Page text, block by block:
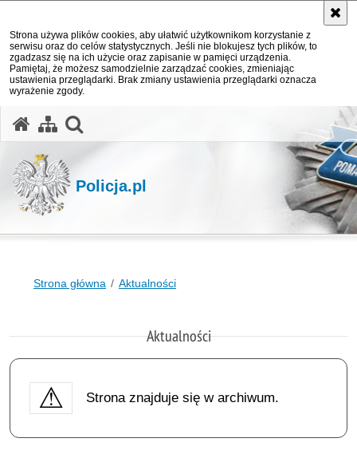
Strona używa plików cookies, aby ułatwić użytkownikom korzystanie z
serwisu oraz do celów statystycznych. Jeśli nie blokujesz tych plików, to
zgadzasz się na ich użycie oraz zapisanie w pamięci urządzenia.
Pamiętaj, że możesz samodzielnie zarządzać cookies, zmieniając
ustawienia przeglądarki. Brak zmiany ustawienia przeglądarki oznacza
wyrażenie zgody.
Policja.pl
Strona główna Aktualności
Aktualności
Strona znajduje się w archiwum.